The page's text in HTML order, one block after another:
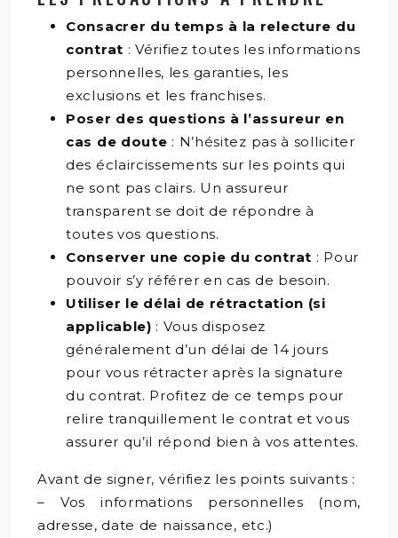
Consacrer du temps à la relecture du
contrat : Vérifiez toutes les informations
personnelles, les garanties, les
exclusions et les franchises.
Poser des questions à l’assureur en
cas de doute : N’hésitez pas à solliciter
des éclaircissements sur les points qui
ne sont pas clairs. Un assureur
transparent se doit de répondre à
toutes vos questions.
Conserver une copie du contrat : Pour
pouvoir s’y référer en cas de besoin.
Utiliser le délai de rétractation (si
applicable) : Vous disposez
généralement d’un délai de 14 jours
pour vous rétracter après la signature
du contrat. Profitez de ce temps pour
relire tranquillement le contrat et vous
assurer qu’il répond bien à vos attentes.
Avant de signer, vérifiez les points suivants :
– Vos informations personnelles (nom,
adresse, date de naissance, etc.)